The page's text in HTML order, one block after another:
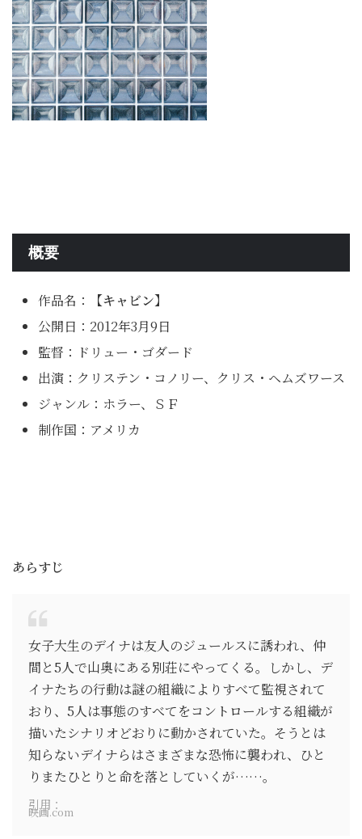
概要
作品名：
【キャビン】
公開日：2012年3月9日
監督：ドリュー・ゴダード
出演：クリステン・コノリー、クリス・ヘムズワース
ジャンル：ホラー、ＳＦ
制作国：アメリカ
あらすじ
女子大生のデイナは友人のジュールスに誘われ、仲
間と5人で山奥にある別荘にやってくる。しかし、デ
イナたちの行動は謎の組織によりすべて監視されて
おり、5人は事態のすべてをコントロールする組織が
描いたシナリオどおりに動かされていた。そうとは
知らないデイナらはさまざまな恐怖に襲われ、ひと
りまたひとりと命を落としていくが……。
引用：
映画.com